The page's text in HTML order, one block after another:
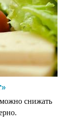
снижать